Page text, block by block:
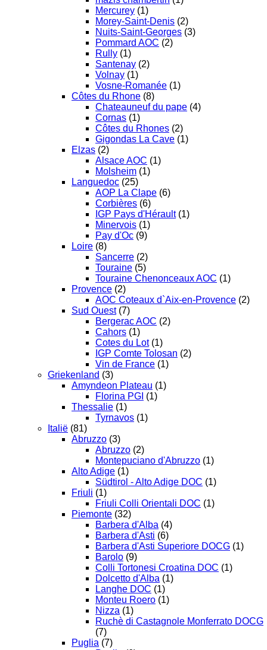
Mercurey (1)
Morey-Saint-Denis (2)
Nuits-Saint-Georges (3)
Pommard AOC (2)
Rully (1)
Santenay (2)
Volnay (1)
Vosne-Romanée (1)
Côtes du Rhone (8)
Chateauneuf du pape (4)
Cornas (1)
Côtes du Rhones (2)
Gigondas La Cave (1)
Elzas (2)
Alsace AOC (1)
Molsheim (1)
Languedoc (25)
AOP La Clape (6)
Corbières (6)
IGP Pays d'Hérault (1)
Minervois (1)
Pay d'Oc (9)
Loire (8)
Sancerre (2)
Touraine (5)
Touraine Chenonceaux AOC (1)
Provence (2)
AOC Coteaux d`Aix-en-Provence (2)
Sud Ouest (7)
Bergerac AOC (2)
Cahors (1)
Cotes du Lot (1)
IGP Comte Tolosan (2)
Vin de France (1)
Griekenland (3)
Amyndeon Plateau (1)
Florina PGI (1)
Thessalie (1)
Tyrnavos (1)
Italië (81)
Abruzzo (3)
Abruzzo (2)
Montepuciano d'Abruzzo (1)
Alto Adige (1)
Südtirol - Alto Adige DOC (1)
Friuli (1)
Friuli Colli Orientali DOC (1)
Piemonte (32)
Barbera d'Alba (4)
Barbera d'Asti (6)
Barbera d'Asti Superiore DOCG (1)
Barolo (9)
Colli Tortonesi Croatina DOC (1)
Dolcetto d'Alba (1)
Langhe DOC (1)
Monteu Roero (1)
Nizza (1)
Ruchè di Castagnole Monferrato DOCG
(7)
Puglia (7)